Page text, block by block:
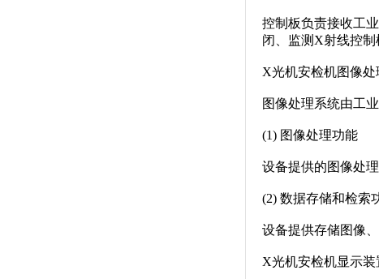
控制板负责接收工
闭、监测X射线控制
X光机安检机图像处
图像处理系统由工
(1) 图像处理功能
设备提供的图像处
(2) 数据存储和检索
设备提供存储图像
X光机安检机显示装